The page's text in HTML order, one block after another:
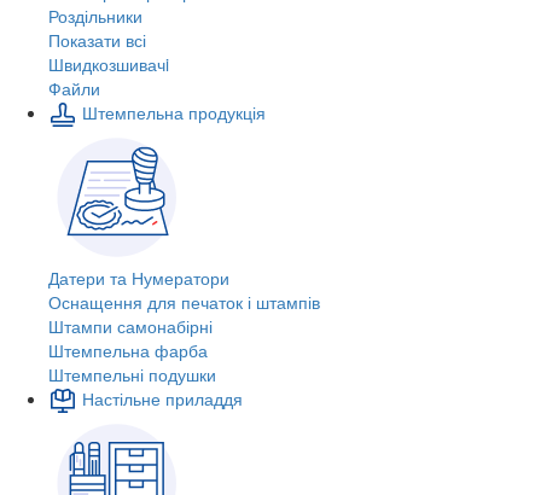
Роздільники
Показати всі
Швидкозшивачi
Файли
Штемпельна продукція
Датери та Нумератори
Оснащення для печаток і штампів
Штампи самонабірні
Штемпельна фарба
Штемпельні подушки
Настільне приладдя